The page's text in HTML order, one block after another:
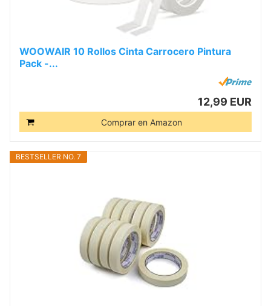
WOOWAIR 10 Rollos Cinta Carrocero Pintura
Pack -...
12,99 EUR
Comprar en Amazon
BESTSELLER NO. 7